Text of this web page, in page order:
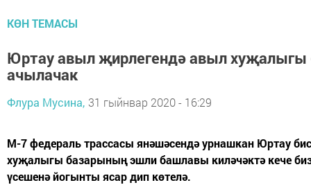
КӨН ТЕМАСЫ
Юртау авыл җирлегендә авыл хуҗалыгы
ачылачак
Флура Мусина, 31 гыйнвар 2020 - 16:29
М-7 федераль трассасы янәшәсендә урнашкан Юртау
хуҗалыгы базарының эшли башлавы киләчәктә кече
үсешенә йогынты ясар дип көтелә.